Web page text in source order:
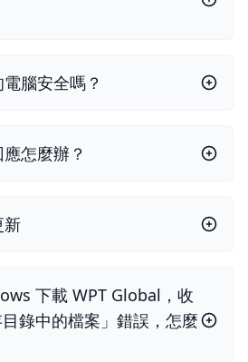
腦安全嗎？
怎麼辦？
新
下載 WPT Global，收
錄中的檔案」錯誤，怎麼